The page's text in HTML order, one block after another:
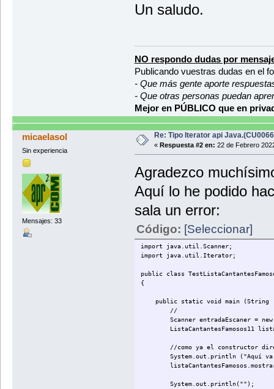
Un saludo.
NO respondo dudas por
Publicando vuestras dudas en el
- Que más gente aporte
- Que otras personas puedan
Mejor en PÚBLICO que en
micaelasol
Sin experiencia
Mensajes: 33
Re: Tipo Iterator api
« Respuesta #2 en: 22 de Febrero
Agradezco
Aquí lo he podido
sala un error:
Código: [Seleccionar]
import java.util.Scanner;
import java.util.Iterator;
public class
{
public static void main (String
//
Scanner entradaEscaner = new
ListaCantantesFamosos11
//como ya el constructor
System.out.println ("Aquí va la
System.out.println("");